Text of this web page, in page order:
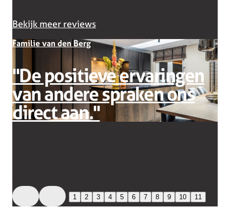
Bekijk meer reviews
Familie van den Berg
''De positieve ervaringen
van andere spraken ons
direct aan.''
1 2 3 4 5 6 7 8 9 10 11